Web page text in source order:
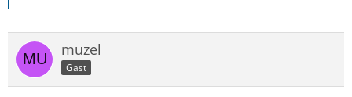
muzel
Gast